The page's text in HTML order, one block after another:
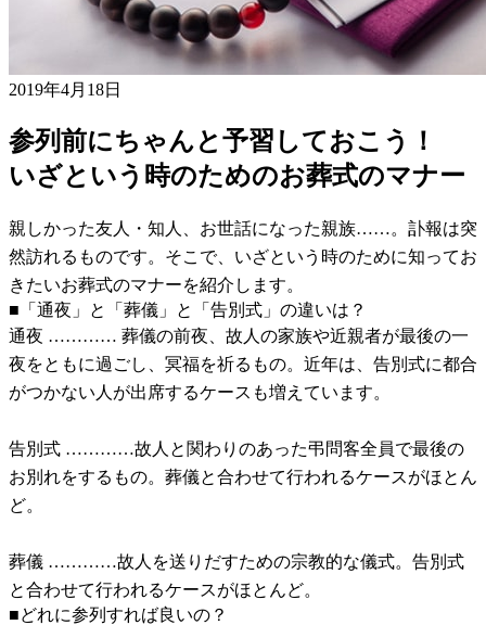
2019年4月18日
参列前にちゃんと予習しておこう！
いざという時のためのお葬式のマナー
親しかった友人・知人、お世話になった親族……。訃報は突
然訪れるものです。そこで、いざという時のために知ってお
きたいお葬式のマナーを紹介します。
■「通夜」と「葬儀」と「告別式」の違いは？
通夜 ………… 葬儀の前夜、故人の家族や近親者が最後の一
夜をともに過ごし、冥福を祈るもの。近年は、告別式に都合
がつかない人が出席するケースも増えています。
告別式 …………故人と関わりのあった弔問客全員で最後の
お別れをするもの。葬儀と合わせて行われるケースがほとん
ど。
葬儀 …………故人を送りだすための宗教的な儀式。告別式
と合わせて行われるケースがほとんど。
■どれに参列すれば良いの？